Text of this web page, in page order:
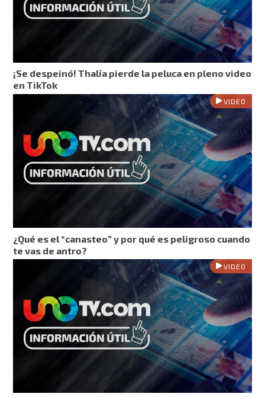
¡Se despeinó! Thalía pierde la peluca en pleno video
en TikTok
VIDEO
¿Qué es el “canasteo” y por qué es peligroso cuando
te vas de antro?
VIDEO